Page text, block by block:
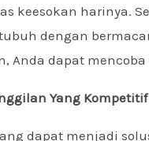
keesokan harinya.
dengan
Anda dapat mencoba
Yang Kompetitif
dapat menjadi